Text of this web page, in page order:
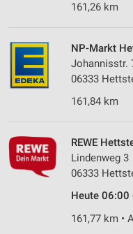
161,26 km
NP-Markt
Johannisstr.
06333
161,84 km
REWE
Lindenweg 3
06333
Heute 06:00
161,77 km •